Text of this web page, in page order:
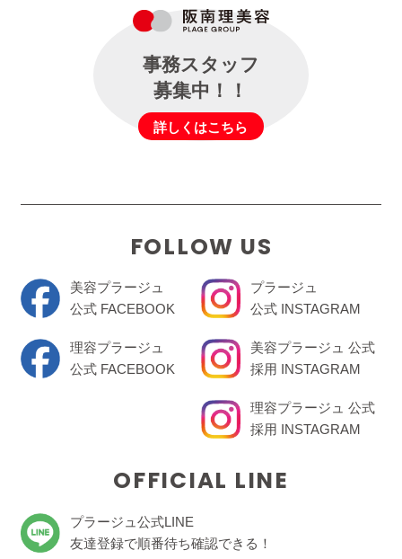
事務スタッフ
募集中！！
詳しくはこちら
FOLLOW US
美容プラージュ
公式 FACEBOOK
理容プラージュ
公式 FACEBOOK
プラージュ
公式 INSTAGRAM
美容プラージュ 公式
採用 INSTAGRAM
理容プラージュ 公式
採用 INSTAGRAM
OFFICIAL LINE
プラージュ公式LINE
友達登録で順番待ち確認できる！